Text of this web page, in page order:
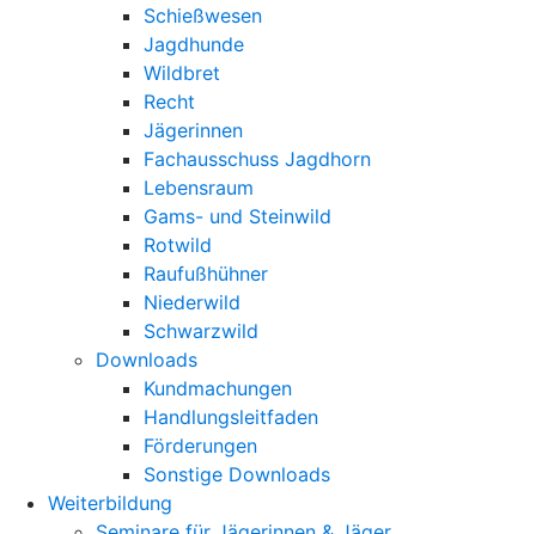
Schießwesen
Jagdhunde
Wildbret
Recht
Jägerinnen
Fachausschuss Jagdhorn
Lebensraum
Gams- und Steinwild
Rotwild
Raufußhühner
Niederwild
Schwarzwild
Downloads
Kundmachungen
Handlungsleitfaden
Förderungen
Sonstige Downloads
Weiterbildung